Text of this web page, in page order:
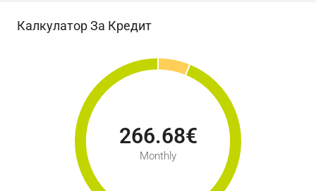
Калкулатор За Кредит
266.68€
Monthly